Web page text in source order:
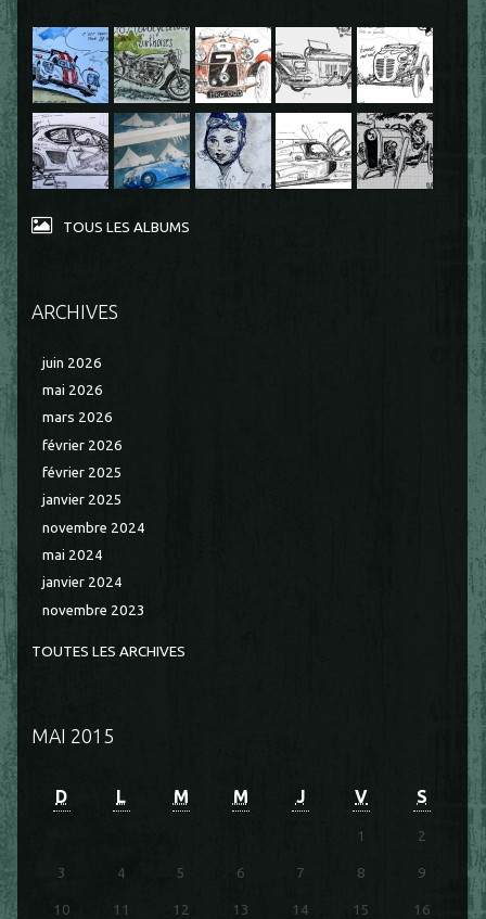
TOUS LES ALBUMS
ARCHIVES
juin 2026
mai 2026
mars 2026
février 2026
février 2025
janvier 2025
novembre 2024
mai 2024
janvier 2024
novembre 2023
TOUTES LES ARCHIVES
MAI 2015
D L M M J V S
1 2
3 4 5 6 7 8 9
10 11 12 13 14 15 16